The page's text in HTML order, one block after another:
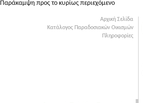
Παράκαμψη προς το κυρίως περιεχόμενο
Αρχική Σελίδα
Κατάλογος Παραδοσιακών Οικισμών
Πληροφορίες